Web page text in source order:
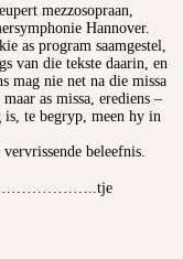
mezzo­sopraan,
Hannover.
as program saamgestel,
van die tekste daarin, en
mag nie net na die missa
as missa, erediens –
is, te begryp, meen hy in
beleefnis.